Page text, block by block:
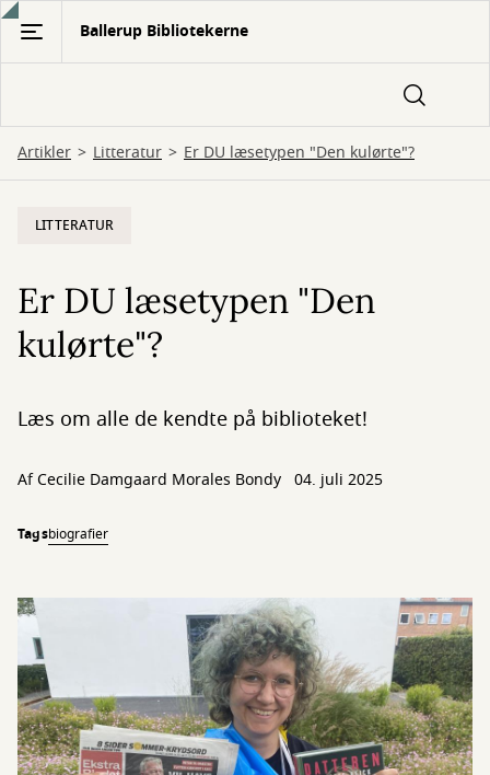
Gå
hovedindhold
Ballerup Bibliotekerne
Artikler Litteratur Er DU læsetypen "Den kulørte"?
LITTERATUR
Er DU læsetypen "Den
kulørte"?
Læs om alle de kendte på biblioteket!
AfCecilie Damgaard Morales Bondy 04. juli 2025
Tagsbiografier